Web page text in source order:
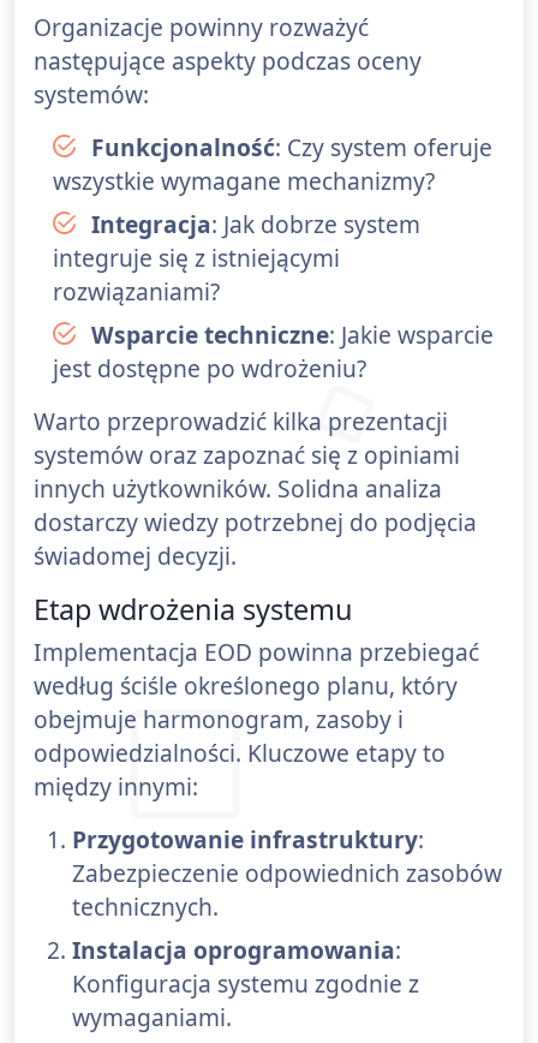
Organizacje powinny rozważyć
następujące aspekty podczas oceny
systemów:
Funkcjonalność: Czy system oferuje
wszystkie wymagane mechanizmy?
Integracja: Jak dobrze system
integruje się z istniejącymi
rozwiązaniami?
Wsparcie techniczne: Jakie wsparcie
jest dostępne po wdrożeniu?
Warto przeprowadzić kilka prezentacji
systemów oraz zapoznać się z opiniami
innych użytkowników. Solidna analiza
dostarczy wiedzy potrzebnej do podjęcia
świadomej decyzji.
Etap wdrożenia systemu
Implementacja EOD powinna przebiegać
według ściśle określonego planu, który
obejmuje harmonogram, zasoby i
odpowiedzialności. Kluczowe etapy to
między innymi:
Przygotowanie infrastruktury:
Zabezpieczenie odpowiednich zasobów
technicznych.
Instalacja oprogramowania:
Konfiguracja systemu zgodnie z
wymaganiami.